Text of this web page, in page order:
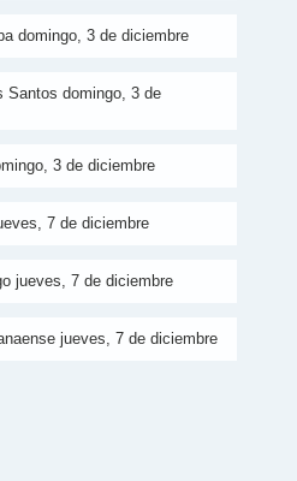
domingo, 3 de diciembre
Santos domingo, 3 de
3 de diciembre
7 de diciembre
jueves, 7 de diciembre
jueves, 7 de diciembre